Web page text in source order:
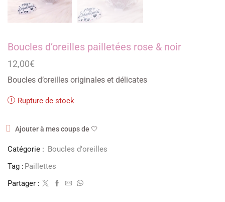
Boucles d’oreilles pailletées rose & noir
12,00€
Boucles d’oreilles originales et délicates
Rupture de stock
Ajouter à mes coups de 🤍
Catégorie : Boucles d'oreilles
Tag : Paillettes
Partager :